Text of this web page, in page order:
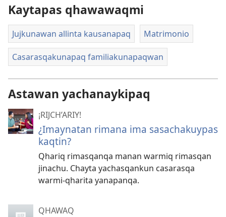
Kaytapas qhawawaqmi
Jujkunawan allinta kausanapaq Matrimonio
Casarasqakunapaq familiakunapaqwan
Astawan yachanaykipaq
¡RIJCH’ARIY!
¿Imaynatan rimana ima sasachakuypas
kaqtin?
Qhariq rimasqanqa manan warmiq rimasqan
jinachu. Chayta yachasqankun casarasqa
warmi-qharita yanapanqa.
QHAWAQ